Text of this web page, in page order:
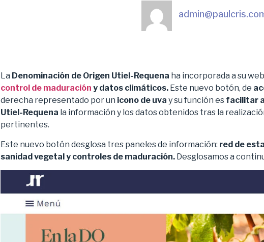
La Denominación de Origen Utiel-Requena ha incorporada a su
control de maduración y datos climáticos. Este nuevo botón, de
derecha representado por un icono de uva y su función es facilitar
Utiel-Requena la información y los datos obtenidos tras la
pertinentes.
Este nuevo botón desglosa tres paneles de información: red de
sanidad vegetal y controles de maduración. Desglosamos a